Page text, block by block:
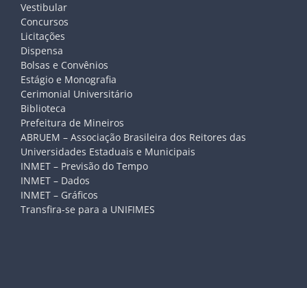
Vestibular
Concursos
Licitações
Dispensa
Bolsas e Convênios
Estágio e Monografia
Cerimonial Universitário
Biblioteca
Prefeitura de Mineiros
ABRUEM – Associação Brasileira dos Reitores das
Universidades Estaduais e Municipais
INMET – Previsão do Tempo
INMET – Dados
INMET – Gráficos
Transfira-se para a UNIFIMES